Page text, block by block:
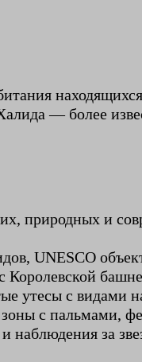
— более
природных и
UNESCO
Королевской
утесы с видами
с пальмами,
наблюдения за